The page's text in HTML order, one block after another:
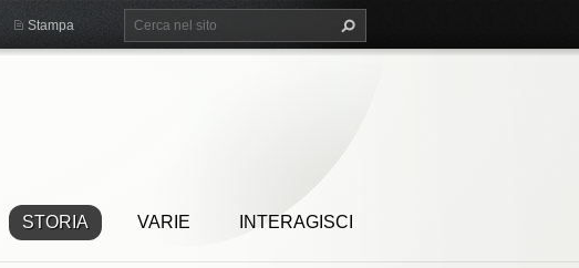
STORIA VARIE INTERAGISCI
Stampa